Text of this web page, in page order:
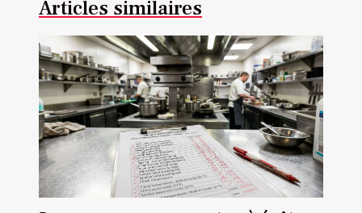
Articles similaires